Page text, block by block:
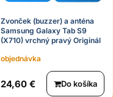
Zvonček (buzzer) a anténa
Samsung Galaxy Tab S9
(X710) vrchný pravý Originál
objednávka
24,60 € Do košíka